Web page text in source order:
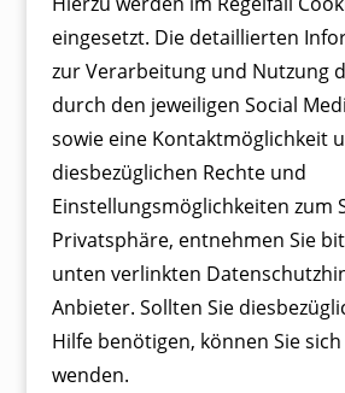
eingesetzt. Die detaillierten
zur Verarbeitung und Nutzung
durch den jeweiligen Social
sowie eine Kontaktmöglichkeit
diesbezüglichen Rechte und
Einstellungsmöglichkeiten zum
Privatsphäre, entnehmen Sie
unten verlinkten
Anbieter. Sollten Sie
Hilfe benötigen, können Sie
wenden.